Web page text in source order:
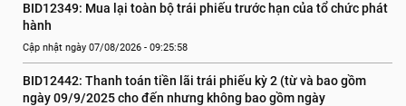
BID12349: Mua lại toàn bộ trái phiếu trước hạn của tổ chức phát
hành
Cập nhật ngày 07/08/2026 - 09:25:58
BID12442: Thanh toán tiền lãi trái phiếu kỳ 2 (từ và bao gồm
ngày 09/9/2025 cho đến nhưng không bao gồm ngày